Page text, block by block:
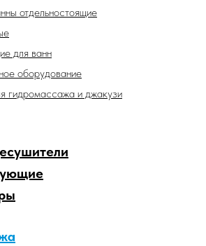
отдельностоящие
для ванн
оборудование
гидромассажа и джакузи